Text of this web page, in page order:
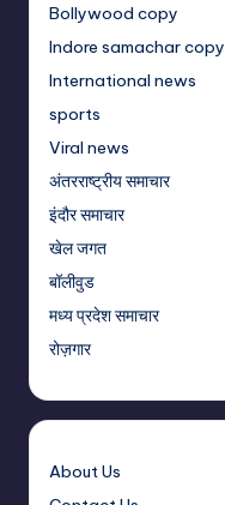
Bollywood copy
Indore samachar copy
International news
sports
Viral news
अंतरराष्ट्रीय समाचार
इंदौर समाचार
खेल जगत
बॉलीवुड
मध्य प्रदेश समाचार
रोज़गार
About Us